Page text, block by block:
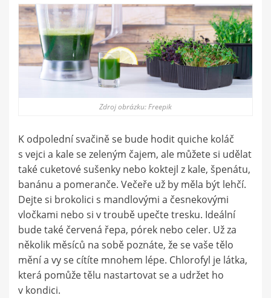
Zdroj obrázku: Freepik
K odpolední svačině se bude hodit quiche koláč
s vejci a kale se zeleným čajem, ale můžete si udělat
také cuketové sušenky nebo koktejl z kale, špenátu,
banánu a pomeranče. Večeře už by měla být lehčí.
Dejte si brokolici s mandlovými a česnekovými
vločkami nebo si v troubě upečte tresku. Ideální
bude také červená řepa, pórek nebo celer. Už za
několik měsíců na sobě poznáte, že se vaše tělo
mění a vy se cítíte mnohem lépe. Chlorofyl je látka,
která pomůže tělu nastartovat se a udržet ho
v kondici.